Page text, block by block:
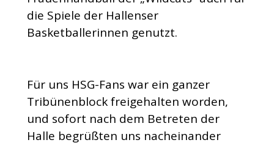
die Spiele der Hallenser
Basketballerinnen genutzt.
Für uns HSG-Fans war ein ganzer
Tribünenblock freigehalten worden,
und sofort nach dem Betreten der
Halle begrüßten uns nacheinander